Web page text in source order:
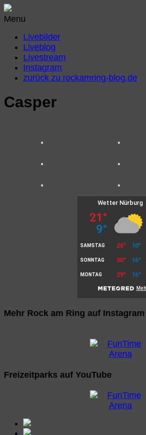
Menu
Livebilder
Liveblog
Livestream
Instagram
zurück zu rockamring-blog.de
Casper
Mehr Rock am Ring auf Instagram
Freizeitparks auf YouTube